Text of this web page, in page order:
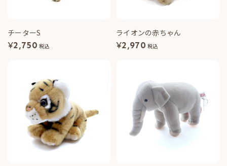
チーターS
¥2,750 税込
ライオンの赤ちゃん
¥2,970 税込